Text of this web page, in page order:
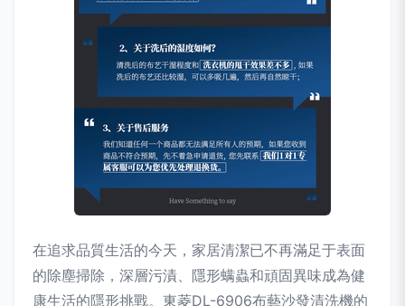
在追求品質生活的今天，家居清潔已不再滿足于表面
的除塵掃除，深層污漬、隱形螨蟲和頑固異味成為健
康生活的隱形挑戰。東菱DL-6906布藝沙發清洗機的